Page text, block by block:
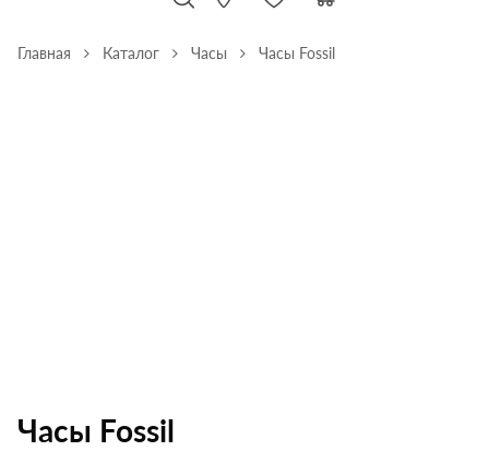
Главная Каталог Часы Часы Fossil
Часы Fossil